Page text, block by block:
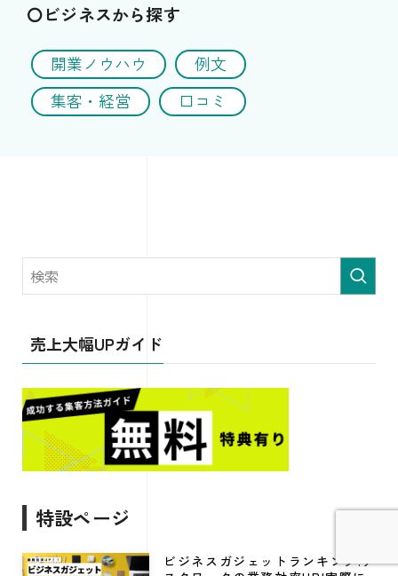
〇ビジネスから探す
開業ノウハウ
例文
集客・経営
口コミ
売上大幅UPガイド
特設ページ
ビジネスガジェットランキング!デ